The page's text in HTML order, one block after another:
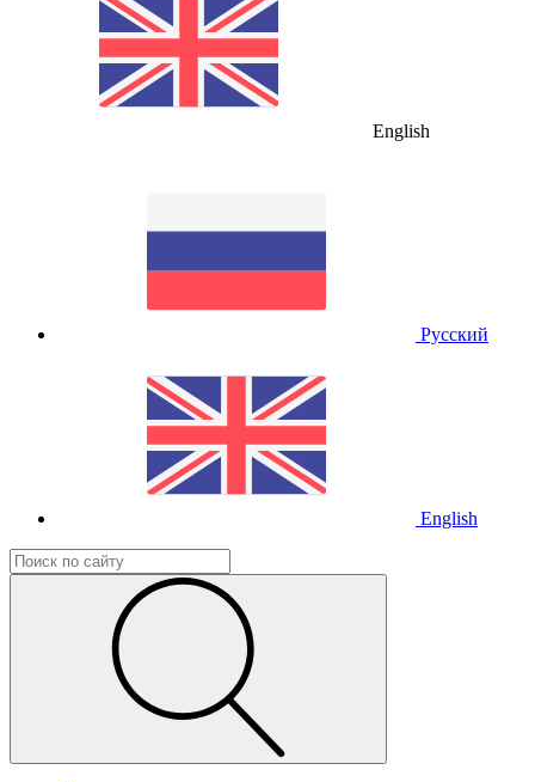
English
Русский
English